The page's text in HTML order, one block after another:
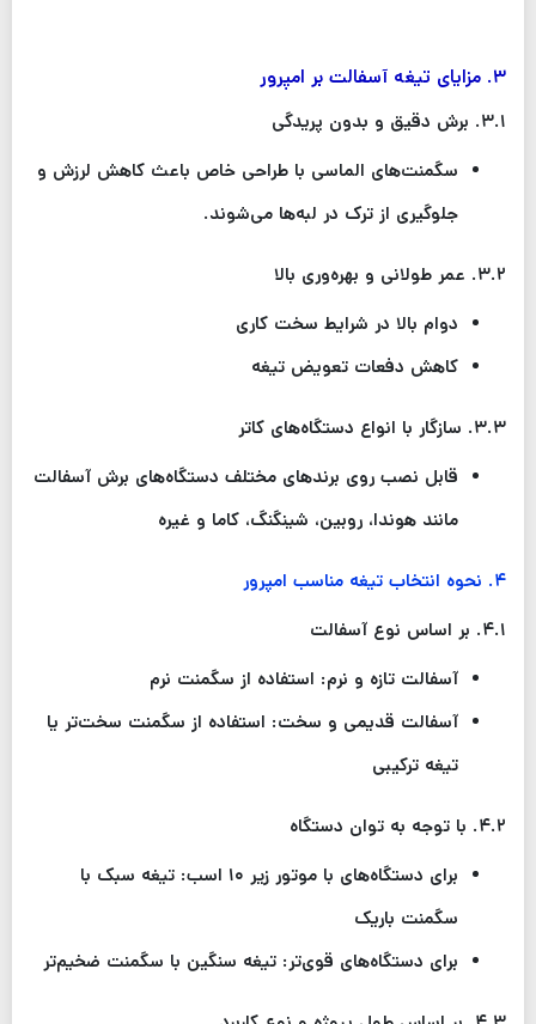
۳. مزایای تیغه آسفالت بر امپرور
۳.۱. برش دقیق و بدون پریدگی
سگمنت‌های الماسی با طراحی خاص باعث کاهش لرزش و
جلوگیری از ترک در لبه‌ها می‌شوند.
۳.۲. عمر طولانی و بهره‌وری بالا
دوام بالا در شرایط سخت کاری
کاهش دفعات تعویض تیغه
۳.۳. سازگار با انواع دستگاه‌های کاتر
قابل نصب روی برندهای مختلف دستگاه‌های برش آسفالت
مانند هوندا، روبین، شینگنگ، کاما و غیره
۴. نحوه انتخاب تیغه مناسب امپرور
۴.۱. بر اساس نوع آسفالت
آسفالت تازه و نرم: استفاده از سگمنت نرم
آسفالت قدیمی و سخت: استفاده از سگمنت سخت‌تر یا
تیغه ترکیبی
۴.۲. با توجه به توان دستگاه
برای دستگاه‌های با موتور زیر ۱۰ اسب: تیغه سبک با
سگمنت باریک
برای دستگاه‌های قوی‌تر: تیغه سنگین با سگمنت ضخیم‌تر